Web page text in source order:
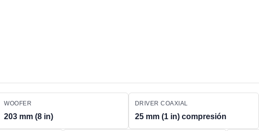
WOOFER
203 mm (8 in)
DRIVER COAXIAL
25 mm (1 in) compresión